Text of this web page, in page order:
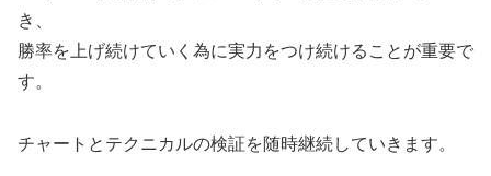
き、
勝率を上げ続けていく為に実力をつけ続けることが重要で
す。
チャートとテクニカルの検証を随時継続していきます。